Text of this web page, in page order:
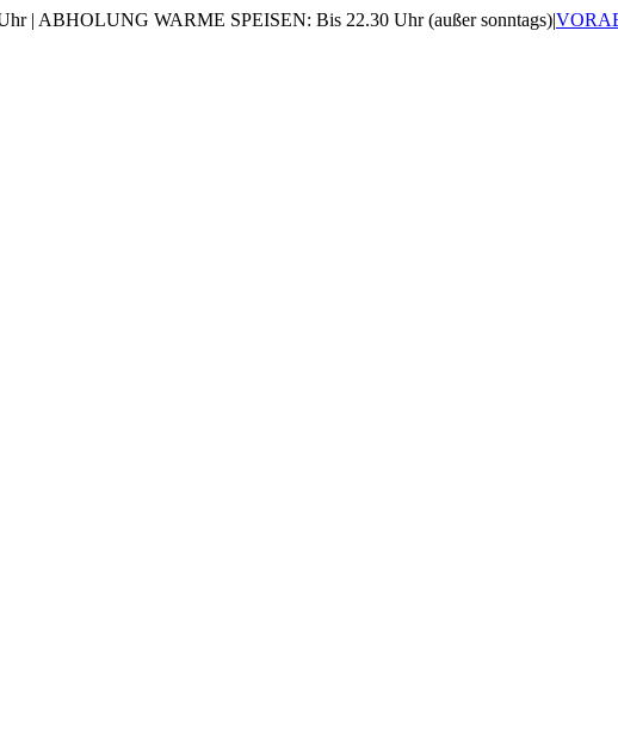
| ABHOLUNG WARME SPEISEN: Bis 22.30 Uhr (außer sonntags)|